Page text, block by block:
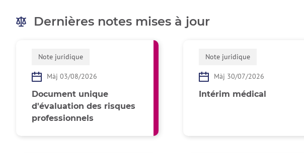
Dernières notes mises à jour
Note juridique
Màj 03/08/2026
Document unique
d'évaluation des risques
professionnels
Note juridique
Màj 30/07/2026
Intérim médical